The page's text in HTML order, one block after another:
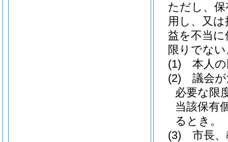
ただし、
用し、又
益を不当
限りでな
(1)
本人
(2)
議会
必要な限
当該保有
るとき。
(3)
市長